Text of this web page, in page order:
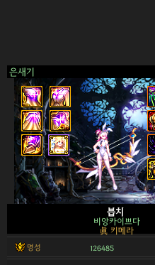
은새기
>
븝치
비앙카이쁘다
眞 키메라
명성 126485